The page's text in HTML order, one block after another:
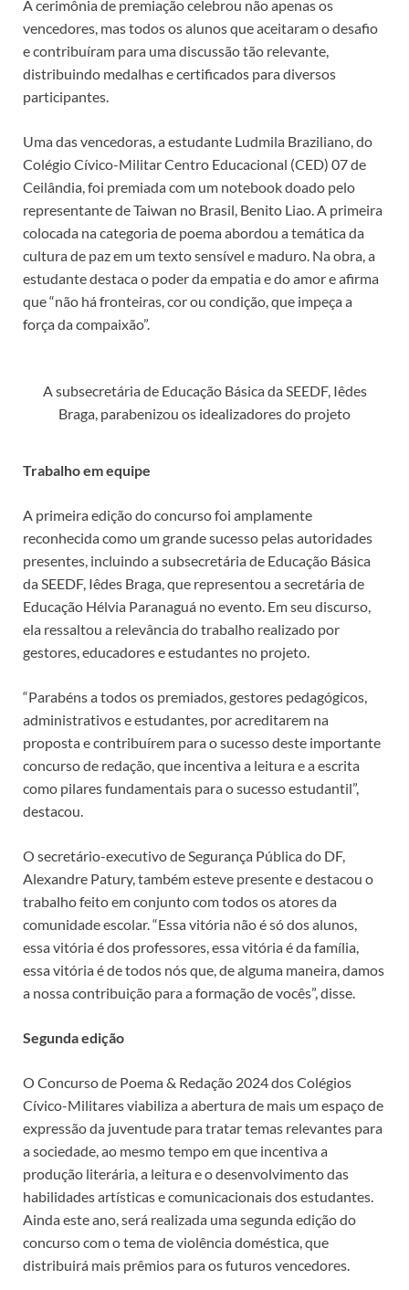
A cerimônia de premiação celebrou não apenas os
vencedores, mas todos os alunos que aceitaram o desafio
e contribuíram para uma discussão tão relevante,
distribuindo medalhas e certificados para diversos
participantes.
Uma das vencedoras, a estudante Ludmila Braziliano, do
Colégio Cívico-Militar Centro Educacional (CED) 07 de
Ceilândia, foi premiada com um notebook doado pelo
representante de Taiwan no Brasil, Benito Liao. A primeira
colocada na categoria de poema abordou a temática da
cultura de paz em um texto sensível e maduro. Na obra, a
estudante destaca o poder da empatia e do amor e afirma
que “não há fronteiras, cor ou condição, que impeça a
força da compaixão”.
A subsecretária de Educação Básica da SEEDF, Iêdes
Braga, parabenizou os idealizadores do projeto
Trabalho em equipe
A primeira edição do concurso foi amplamente
reconhecida como um grande sucesso pelas autoridades
presentes, incluindo a subsecretária de Educação Básica
da SEEDF, Iêdes Braga, que representou a secretária de
Educação Hélvia Paranaguá no evento. Em seu discurso,
ela ressaltou a relevância do trabalho realizado por
gestores, educadores e estudantes no projeto.
“Parabéns a todos os premiados, gestores pedagógicos,
administrativos e estudantes, por acreditarem na
proposta e contribuírem para o sucesso deste importante
concurso de redação, que incentiva a leitura e a escrita
como pilares fundamentais para o sucesso estudantil”,
destacou.
O secretário-executivo de Segurança Pública do DF,
Alexandre Patury, também esteve presente e destacou o
trabalho feito em conjunto com todos os atores da
comunidade escolar. “Essa vitória não é só dos alunos,
essa vitória é dos professores, essa vitória é da família,
essa vitória é de todos nós que, de alguma maneira, damos
a nossa contribuição para a formação de vocês”, disse.
Segunda edição
O Concurso de Poema & Redação 2024 dos Colégios
Cívico-Militares viabiliza a abertura de mais um espaço de
expressão da juventude para tratar temas relevantes para
a sociedade, ao mesmo tempo em que incentiva a
produção literária, a leitura e o desenvolvimento das
habilidades artísticas e comunicacionais dos estudantes.
Ainda este ano, será realizada uma segunda edição do
concurso com o tema de violência doméstica, que
distribuirá mais prêmios para os futuros vencedores.